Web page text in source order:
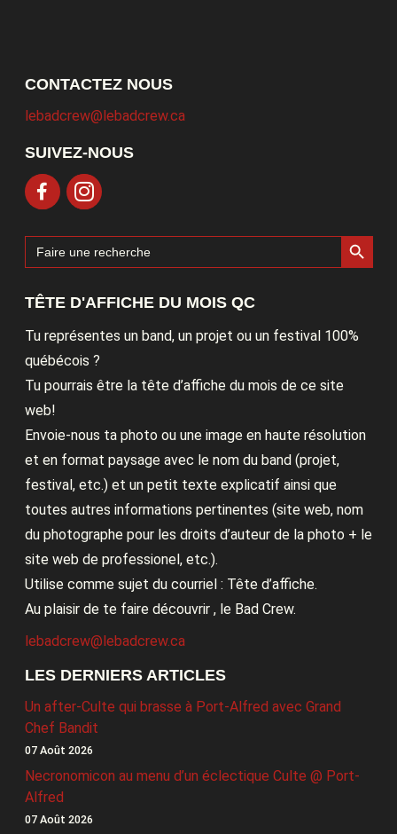
CONTACTEZ NOUS
lebadcrew@lebadcrew.ca
SUIVEZ-NOUS
Search
for:
Search Button
TÊTE D'AFFICHE DU MOIS QC
Tu représentes un band, un projet ou un festival 100%
québécois ?
Tu pourrais être la tête d’affiche du mois de ce site
web!
Envoie-nous ta photo ou une image en haute résolution
et en format paysage avec le nom du band (projet,
festival, etc.) et un petit texte explicatif ainsi que
toutes autres informations pertinentes (site web, nom
du photographe pour les droits d’auteur de la photo + le
site web de professionel, etc.).
Utilise comme sujet du courriel : Tête d’affiche.
Au plaisir de te faire découvrir , le Bad Crew.
lebadcrew@lebadcrew.ca
LES DERNIERS ARTICLES
Un after-Culte qui brasse à Port-Alfred avec Grand
Chef Bandit
07 Août 2026
Necronomicon au menu d’un éclectique Culte @ Port-
Alfred
07 Août 2026